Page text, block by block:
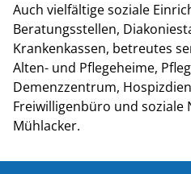
Auch vielfältige soziale
Beratungsstellen,
Krankenkassen, betreutes
Alten- und Pflegeheime,
Demenzzentrum,
Freiwilligenbüro und soziale
Mühlacker.